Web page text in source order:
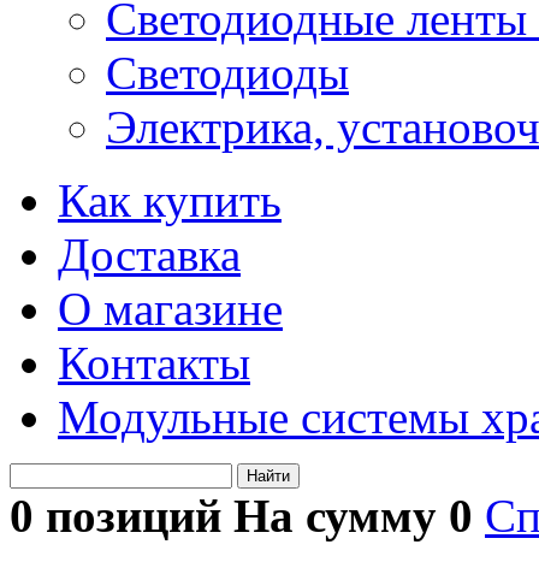
Светодиодные
Светодиоды
Электрика,
Как купить
Доставка
О магазине
Контакты
Модульные системы
Найти
0 позиций На сумму 0